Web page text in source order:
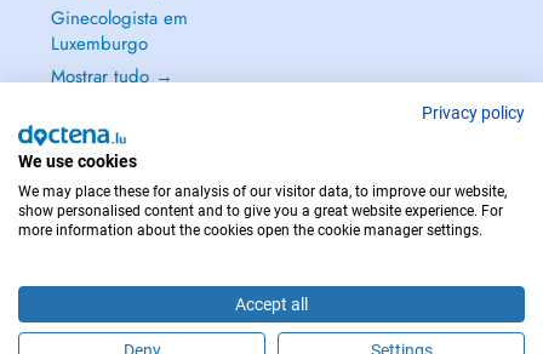
Ginecologista em
Luxemburgo
Mostrar tudo →
EM CASO DE EMERGÊNCIA, CONTACTE : 112
Copyright © 2026 - DOCTENA S.A. 42, Rue de la Vallée, L-2661 Luxembourg
Privacy policy
We use cookies
We may place these for analysis of our visitor data, to improve our website,
show personalised content and to give you a great website experience. For
more information about the cookies open the cookie manager settings.
Accept all